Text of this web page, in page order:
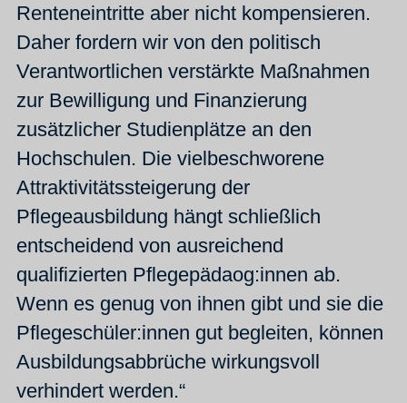
Renteneintritte aber nicht kompensieren.
Daher fordern wir von den politisch
Verantwortlichen verstärkte Maßnahmen
zur Bewilligung und Finanzierung
zusätzlicher Studienplätze an den
Hochschulen. Die vielbeschworene
Attraktivitätssteigerung der
Pflegeausbildung hängt schließlich
entscheidend von ausreichend
qualifizierten Pflegepädaog:innen ab.
Wenn es genug von ihnen gibt und sie die
Pflegeschüler:innen gut begleiten, können
Ausbildungsabbrüche wirkungsvoll
verhindert werden.“